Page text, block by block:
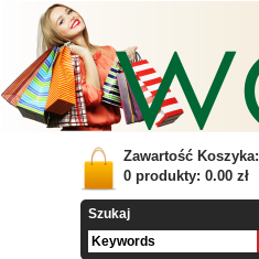
Zawartość Koszyka:
0 produkty: 0.00 zł
Szukaj